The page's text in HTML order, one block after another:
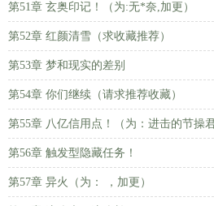
第51章 玄奥印记！（为:无*奈,加更）
第52章 红颜清雪（求收藏推荐）
第53章 梦和现实的差别
第54章 你们继续（请求推荐收藏）
第55章 八亿信用点！（为：进击的节操
第56章 触发型隐藏任务！
第57章 异火（为： ，加更）